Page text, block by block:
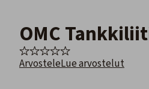
OMC
ArvosteleLue arvostelut